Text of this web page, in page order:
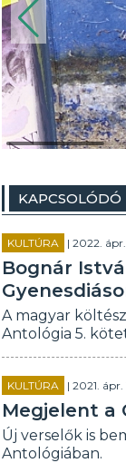
KAPCSOLÓDÓ
KULTÚRA | 2022.
Bognár
A magyar
Antológia 5.
KULTÚRA | 2021.
Megjelent a
Új verselők is
Antológiában.